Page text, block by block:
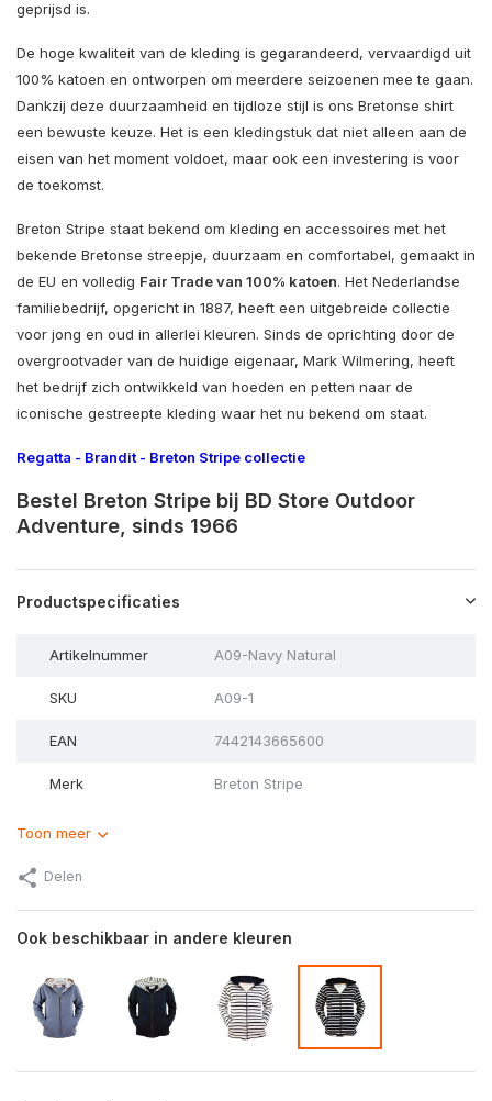
geprijsd is.
De hoge kwaliteit van de kleding is gegarandeerd, vervaardigd uit
100% katoen en ontworpen om meerdere seizoenen mee te gaan.
Dankzij deze duurzaamheid en tijdloze stijl is ons Bretonse shirt
een bewuste keuze. Het is een kledingstuk dat niet alleen aan de
eisen van het moment voldoet, maar ook een investering is voor
de toekomst.
Breton Stripe staat bekend om kleding en accessoires met het
bekende Bretonse streepje, duurzaam en comfortabel, gemaakt in
de EU en volledig Fair Trade van 100% katoen. Het Nederlandse
familiebedrijf, opgericht in 1887, heeft een uitgebreide collectie
voor jong en oud in allerlei kleuren. Sinds de oprichting door de
overgrootvader van de huidige eigenaar, Mark Wilmering, heeft
het bedrijf zich ontwikkeld van hoeden en petten naar de
iconische gestreepte kleding waar het nu bekend om staat.
Regatta - Brandit - Breton Stripe collectie
Bestel Breton Stripe bij BD Store Outdoor
Adventure, sinds 1966
Productspecificaties
Artikelnummer A09-Navy Natural
SKU A09-1
EAN 7442143665600
Merk Breton Stripe
Toon meer
Delen
Ook beschikbaar in andere kleuren